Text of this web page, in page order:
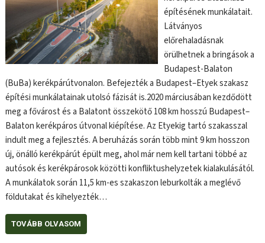
építésének munkálatait.
Látványos
előrehaladásnak
örülhetnek a bringások a
Budapest-Balaton
(BuBa) kerékpárútvonalon. Befejezték a Budapest–Etyek szakasz
építési munkálatainak utolsó fázisát is.2020 márciusában kezdődött
meg a fővárost és a Balatont összekötő 108 km hosszú Budapest–
Balaton kerékpáros útvonal kiépítése. Az Etyekig tartó szakasszal
indult meg a fejlesztés. A beruházás során több mint 9 km hosszon
új, önálló kerékpárút épült meg, ahol már nem kell tartani többé az
autósok és kerékpárosok közötti konfliktushelyzetek kialakulásától.
A munkálatok során 11,5 km-es szakaszon leburkolták a meglévő
földutakat és kihelyezték…
TOVÁBB OLVASOM